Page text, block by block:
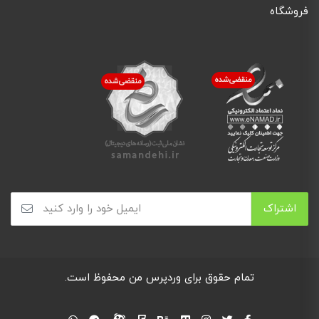
فروشگاه
تمام حقوق برای وردپرس من محفوظ است.